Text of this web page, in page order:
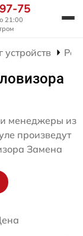
75
21:00
устройств
менеджеры из
произведут
Замена